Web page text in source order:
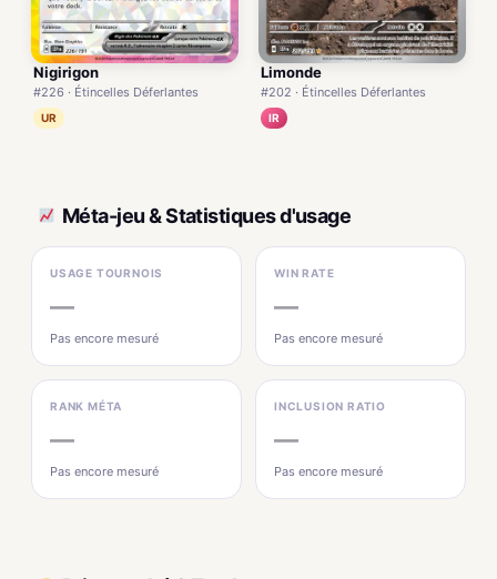
Nigirigon
#226 · Étincelles Déferlantes
UR
Limonde
#202 · Étincelles Déferlantes
IR
Méta-jeu & Statistiques d'usage
USAGE TOURNOIS
—
Pas encore mesuré
WIN RATE
—
Pas encore mesuré
RANK MÉTA
—
Pas encore mesuré
INCLUSION RATIO
—
Pas encore mesuré